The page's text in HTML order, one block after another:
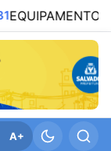
CULTURAIS
A+